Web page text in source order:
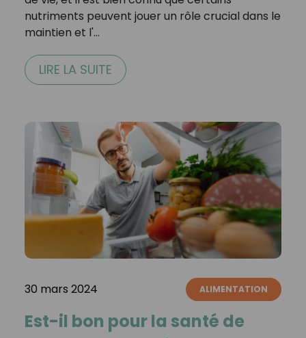
nutriments peuvent jouer un rôle crucial dans le
maintien et l'…
LIRE LA SUITE
30 mars 2024 ALIMENTATION
Est-il bon pour la santé de